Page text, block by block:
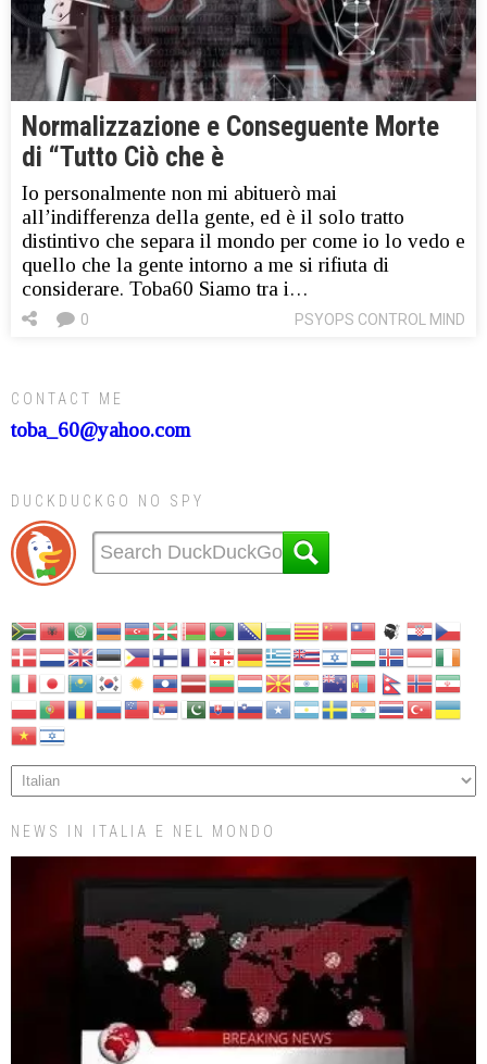
Normalizzazione e Conseguente Morte
di “Tutto Ciò che è
Io personalmente non mi abituerò mai
all’indifferenza della gente, ed è il solo tratto
distintivo che separa il mondo per come io lo vedo e
quello che la gente intorno a me si rifiuta di
considerare. Toba60 Siamo tra i…
PSYOPS CONTROL MIND
0
CONTACT ME
toba_60@yahoo.com
DUCKDUCKGO NO SPY
NEWS IN ITALIA E NEL MONDO